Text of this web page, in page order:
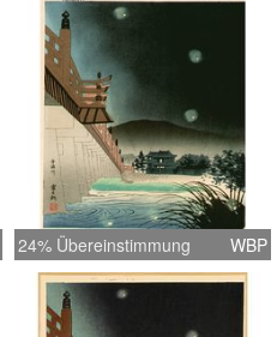
24% Übereinstimmung WBP